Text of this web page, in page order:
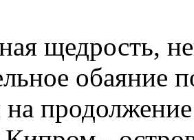
щедрость,
обаяние